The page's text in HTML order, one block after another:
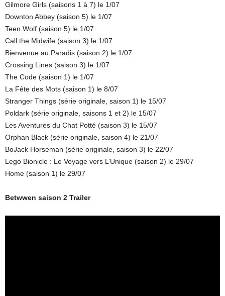
Gilmore Girls (saisons 1 à 7) le 1/07
Downton Abbey (saison 5) le 1/07
Teen Wolf (saison 5) le 1/07
Call the Midwife (saison 3) le 1/07
Bienvenue au Paradis (saison 2) le 1/07
Crossing Lines (saison 3) le 1/07
The Code (saison 1) le 1/07
La Fête des Mots (saison 1) le 8/07
Stranger Things (série originale, saison 1) le 15/07
Poldark (série originale, saisons 1 et 2) le 15/07
Les Aventures du Chat Potté (saison 3) le 15/07
Orphan Black (série originale, saison 4) le 21/07
BoJack Horseman (série originale, saison 3) le 22/07
Lego Bionicle : Le Voyage vers L’Unique (saison 2) le 29/07
Home (saison 1) le 29/07
Betwwen saison 2 Trailer